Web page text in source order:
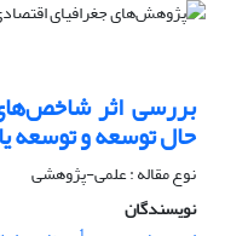
بررسی اثر
حال توسعه و توسعه
نوع مقاله : علمی-پژوهشی
نویسندگان